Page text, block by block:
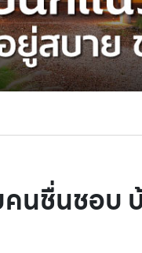
นชื่นชอบ